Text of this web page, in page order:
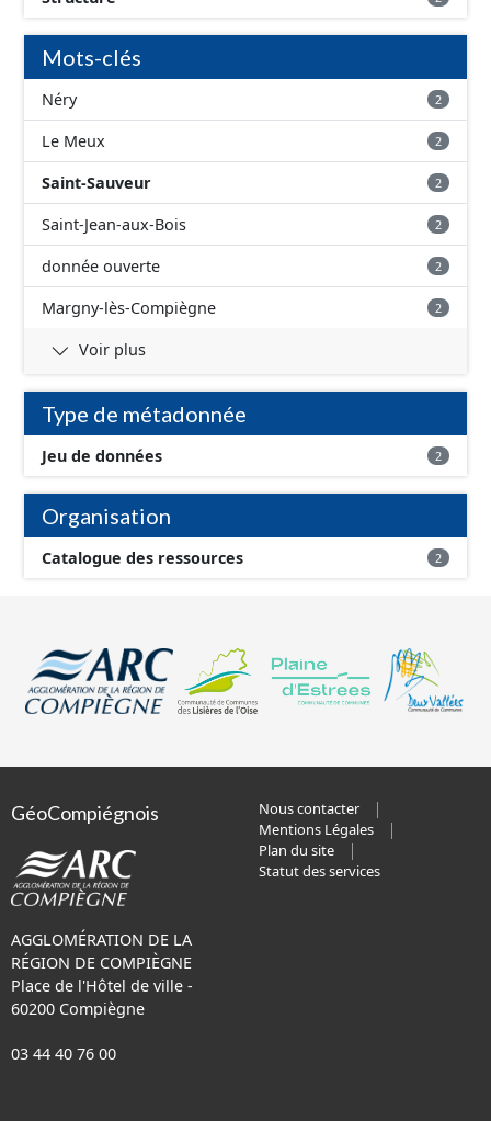
jour. Il est filtré au-delà des prescriptions du CNIG se
limitant aux SCI.
Mots-clés
Néry 2
Le Meux 2
Saint-Sauveur 2
Saint-Jean-aux-Bois 2
donnée ouverte 2
Margny-lès-Compiègne 2
Voir plus
Type de métadonnée
Jeu de données 2
Organisation
Catalogue des ressources 2
GéoCompiégnois
AGGLOMÉRATION DE LA
RÉGION DE COMPIÈGNE
Place de l'Hôtel de ville -
60200 Compiègne
03 44 40 76 00
Nous contacter
Mentions Légales
Plan du site
Statut des services